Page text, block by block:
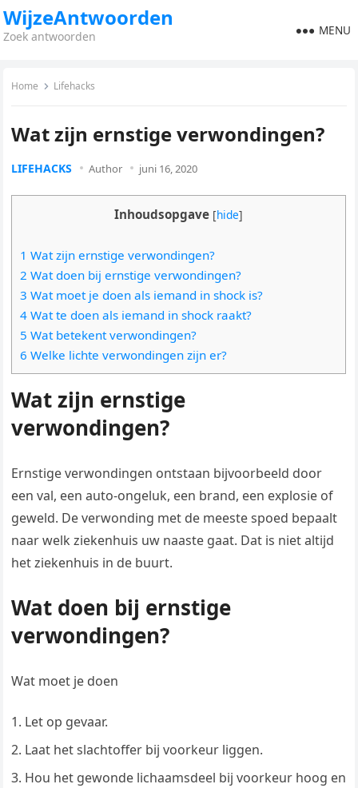
WijzeAntwoorden
Zoek antwoorden MENU
Home Lifehacks
Wat zijn ernstige verwondingen?
LIFEHACKS Author juni 16, 2020
Inhoudsopgave [hide]
1 Wat zijn ernstige verwondingen?
2 Wat doen bij ernstige verwondingen?
3 Wat moet je doen als iemand in shock is?
4 Wat te doen als iemand in shock raakt?
5 Wat betekent verwondingen?
6 Welke lichte verwondingen zijn er?
Wat zijn ernstige
verwondingen?
Ernstige verwondingen ontstaan bijvoorbeeld door
een val, een auto-ongeluk, een brand, een explosie of
geweld. De verwonding met de meeste spoed bepaalt
naar welk ziekenhuis uw naaste gaat. Dat is niet altijd
het ziekenhuis in de buurt.
Wat doen bij ernstige
verwondingen?
Wat moet je doen
Let op gevaar.
Laat het slachtoffer bij voorkeur liggen.
Hou het gewonde lichaamsdeel bij voorkeur hoog en